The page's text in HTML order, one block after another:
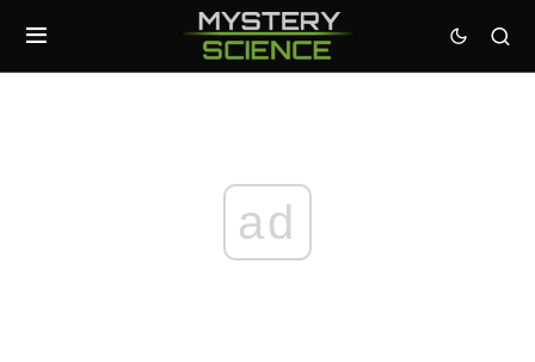
ad